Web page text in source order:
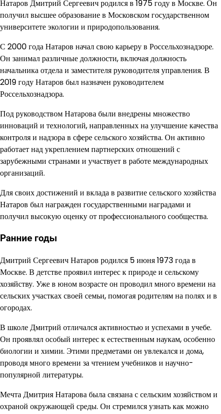
Натаров Дмитрий Сергеевич родился в 1975 году в Москве. Он
получил высшее образование в Московском государственном
университете экологии и природопользования.
С 2000 года Натаров начал свою карьеру в Россельхознадзоре.
Он занимал различные должности, включая должность
начальника отдела и заместителя руководителя управления. В
2019 году Натаров был назначен руководителем
Россельхознадзора.
Под руководством Натарова были внедрены множество
инноваций и технологий, направленных на улучшение качества
контроля и надзора в сфере сельского хозяйства. Он активно
работает над укреплением партнерских отношений с
зарубежными странами и участвует в работе международных
организаций.
Для своих достижений и вклада в развитие сельского хозяйства
Натаров был награжден государственными наградами и
получил высокую оценку от профессионального сообщества.
Ранние годы
Дмитрий Сергеевич Натаров родился 5 июня 1973 года в
Москве. В детстве проявил интерес к природе и сельскому
хозяйству. Уже в юном возрасте он проводил много времени на
сельских участках своей семьи, помогая родителям на полях и в
огородах.
В школе Дмитрий отличался активностью и успехами в учебе.
Он проявлял особый интерес к естественным наукам, особенно
биологии и химии. Этими предметами он увлекался и дома,
проводя много времени за чтением учебников и научно-
популярной литературы.
Мечта Дмитрия Натарова была связана с сельским хозяйством и
охраной окружающей среды. Он стремился узнать как можно